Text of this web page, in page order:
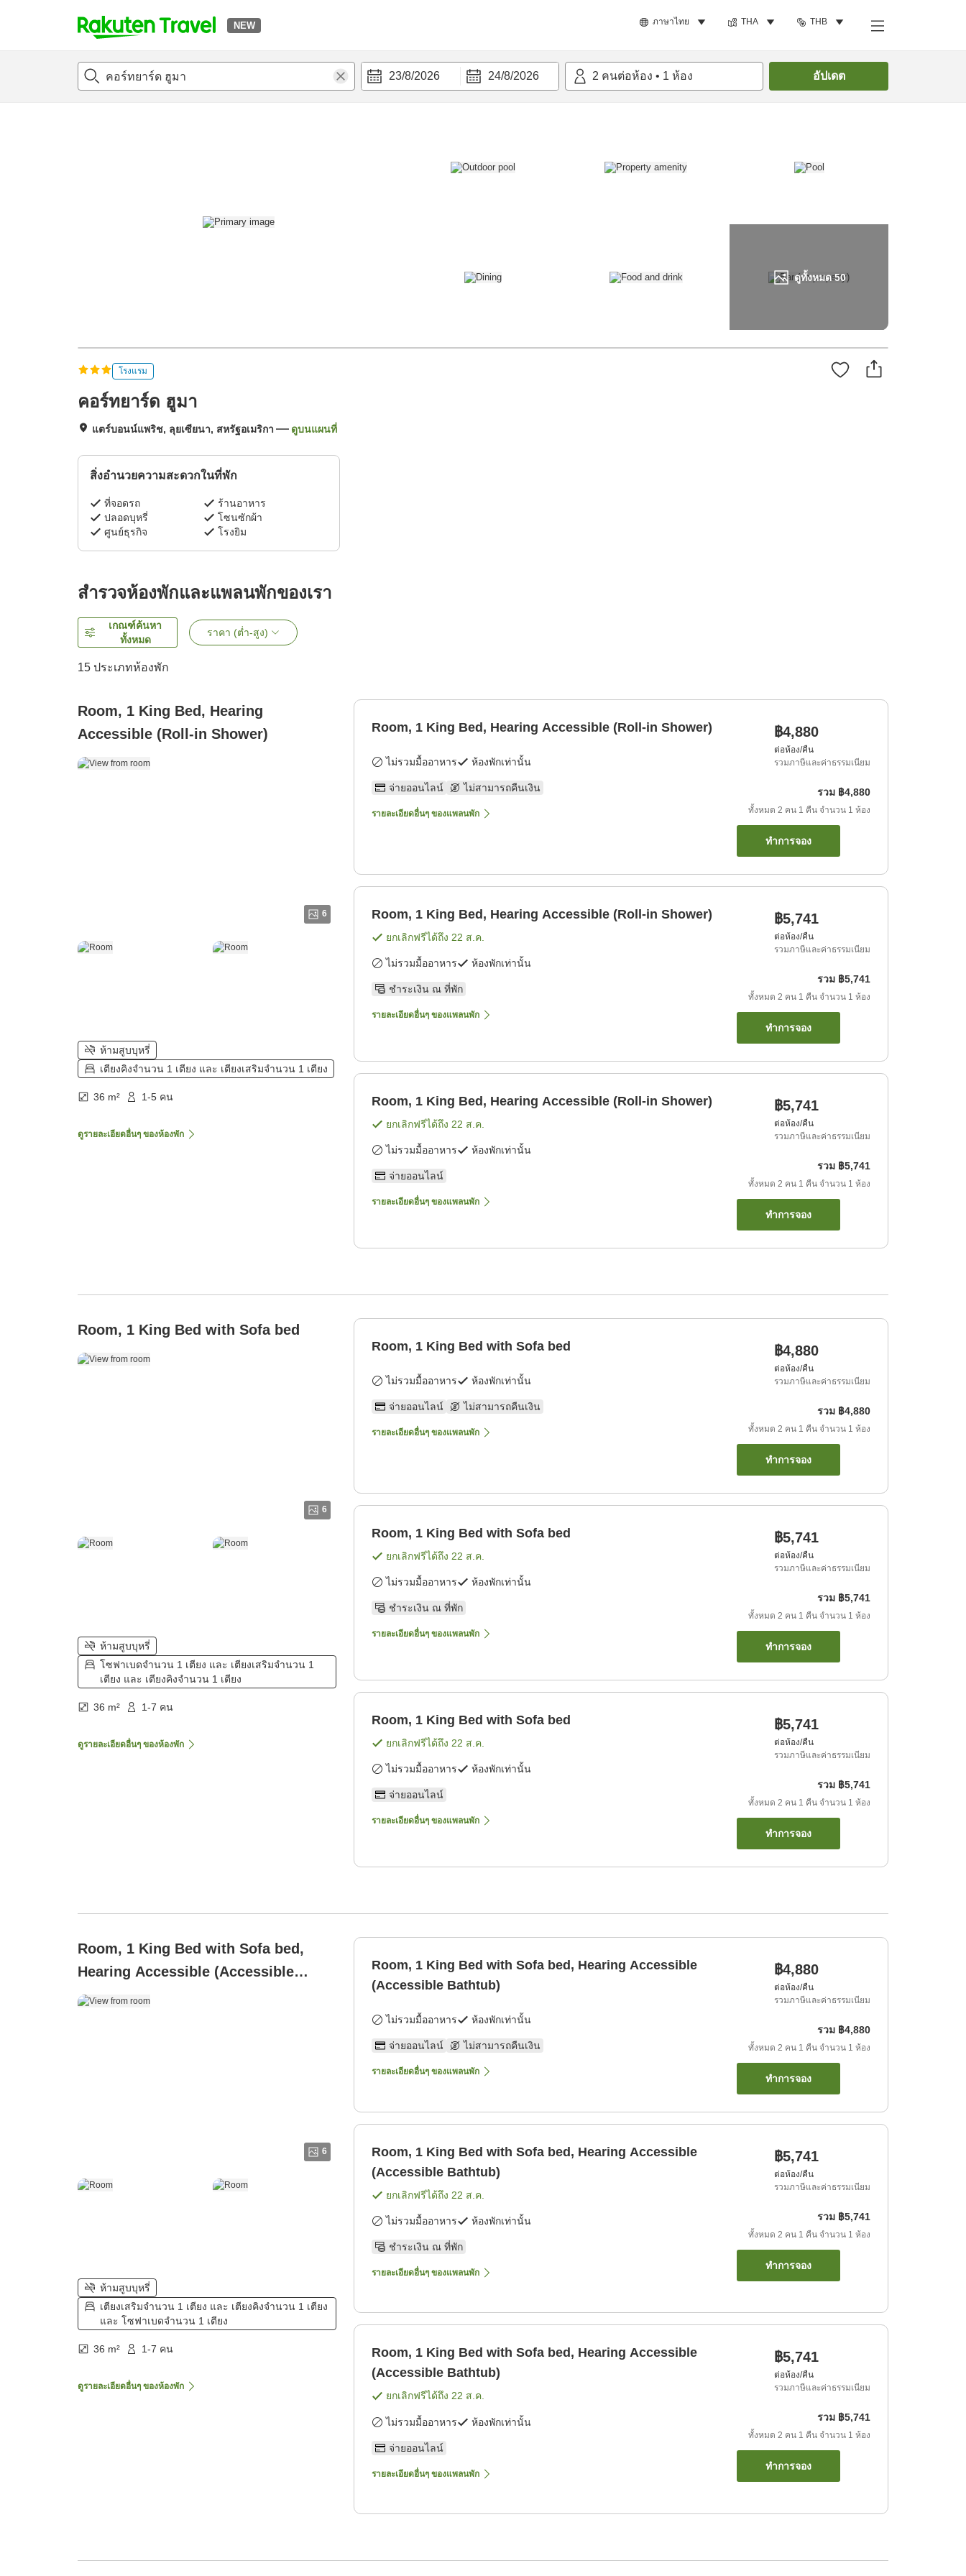
NEW ภาษาไทย THA THB
t
p
23/8/2026 24/8/2026 2 คนต่อห้อง • 1 ห้อง อัปเดต
ดูทั้งหมด50
แนะนำที่พักห้องพักและแพลนพัก ค้นหาห้องพัก
โรงแรม
คอร์ทยาร์ด ฮูมา
แตร์บอนน์แพริช, ลุยเซียนา, สหรัฐอเมริกา ดูบนแผนที่
สิ่งอำนวยความสะดวกในที่พัก
ที่จอดรถ
ร้านอาหาร
ปลอดบุหรี่
โซนซักผ้า
ศูนย์ธุรกิจ
โรงยิม
สำรวจห้องพักและแพลนพักของเรา
เกณฑ์ค้นหา
ทั้งหมด
ราคา (ต่ำ-สูง)
15 ประเภทห้องพัก
Room, 1 King Bed, Hearing
Accessible (Roll-in Shower)
6
ห้ามสูบบุหรี่
เตียงคิงจำนวน 1 เตียง และ เตียงเสริมจำนวน 1 เตียง
36 m² 1-5 คน
ดูรายละเอียดอื่นๆ ของห้องพัก
Room, 1 King Bed, Hearing Accessible (Roll-in Shower)
ไม่รวมมื้ออาหาร ห้องพักเท่านั้น
จ่ายออนไลน์ ไม่สามารถคืนเงิน
รายละเอียดอื่นๆ ของแพลนพัก
฿4,880
ต่อห้อง/คืน
รวมภาษีและค่าธรรมเนียม
รวม ฿4,880
ทั้งหมด 2 คน 1 คืน จำนวน 1 ห้อง
ทำการจอง
Room, 1 King Bed, Hearing Accessible (Roll-in Shower)
ยกเลิกฟรีได้ถึง 22 ส.ค.
ไม่รวมมื้ออาหาร ห้องพักเท่านั้น
ชำระเงิน ณ ที่พัก
รายละเอียดอื่นๆ ของแพลนพัก
฿5,741
ต่อห้อง/คืน
รวมภาษีและค่าธรรมเนียม
รวม ฿5,741
ทั้งหมด 2 คน 1 คืน จำนวน 1 ห้อง
ทำการจอง
Room, 1 King Bed, Hearing Accessible (Roll-in Shower)
ยกเลิกฟรีได้ถึง 22 ส.ค.
ไม่รวมมื้ออาหาร ห้องพักเท่านั้น
จ่ายออนไลน์
รายละเอียดอื่นๆ ของแพลนพัก
฿5,741
ต่อห้อง/คืน
รวมภาษีและค่าธรรมเนียม
รวม ฿5,741
ทั้งหมด 2 คน 1 คืน จำนวน 1 ห้อง
ทำการจอง
Room, 1 King Bed with Sofa bed
6
ห้ามสูบบุหรี่
โซฟาเบดจำนวน 1 เตียง และ เตียงเสริมจำนวน 1
เตียง และ เตียงคิงจำนวน 1 เตียง
36 m² 1-7 คน
ดูรายละเอียดอื่นๆ ของห้องพัก
Room, 1 King Bed with Sofa bed
ไม่รวมมื้ออาหาร ห้องพักเท่านั้น
จ่ายออนไลน์ ไม่สามารถคืนเงิน
รายละเอียดอื่นๆ ของแพลนพัก
฿4,880
ต่อห้อง/คืน
รวมภาษีและค่าธรรมเนียม
รวม ฿4,880
ทั้งหมด 2 คน 1 คืน จำนวน 1 ห้อง
ทำการจอง
Room, 1 King Bed with Sofa bed
ยกเลิกฟรีได้ถึง 22 ส.ค.
ไม่รวมมื้ออาหาร ห้องพักเท่านั้น
ชำระเงิน ณ ที่พัก
รายละเอียดอื่นๆ ของแพลนพัก
฿5,741
ต่อห้อง/คืน
รวมภาษีและค่าธรรมเนียม
รวม ฿5,741
ทั้งหมด 2 คน 1 คืน จำนวน 1 ห้อง
ทำการจอง
Room, 1 King Bed with Sofa bed
ยกเลิกฟรีได้ถึง 22 ส.ค.
ไม่รวมมื้ออาหาร ห้องพักเท่านั้น
จ่ายออนไลน์
รายละเอียดอื่นๆ ของแพลนพัก
฿5,741
ต่อห้อง/คืน
รวมภาษีและค่าธรรมเนียม
รวม ฿5,741
ทั้งหมด 2 คน 1 คืน จำนวน 1 ห้อง
ทำการจอง
Room, 1 King Bed with Sofa bed,
Hearing Accessible (Accessible
Bathtub)
6
ห้ามสูบบุหรี่
เตียงเสริมจำนวน 1 เตียง และ เตียงคิงจำนวน 1 เตียง
และ โซฟาเบดจำนวน 1 เตียง
36 m² 1-7 คน
ดูรายละเอียดอื่นๆ ของห้องพัก
Room, 1 King Bed with Sofa bed, Hearing Accessible
(Accessible Bathtub)
ไม่รวมมื้ออาหาร ห้องพักเท่านั้น
จ่ายออนไลน์ ไม่สามารถคืนเงิน
รายละเอียดอื่นๆ ของแพลนพัก
฿4,880
ต่อห้อง/คืน
รวมภาษีและค่าธรรมเนียม
รวม ฿4,880
ทั้งหมด 2 คน 1 คืน จำนวน 1 ห้อง
ทำการจอง
Room, 1 King Bed with Sofa bed, Hearing Accessible
(Accessible Bathtub)
ยกเลิกฟรีได้ถึง 22 ส.ค.
ไม่รวมมื้ออาหาร ห้องพักเท่านั้น
ชำระเงิน ณ ที่พัก
รายละเอียดอื่นๆ ของแพลนพัก
฿5,741
ต่อห้อง/คืน
รวมภาษีและค่าธรรมเนียม
รวม ฿5,741
ทั้งหมด 2 คน 1 คืน จำนวน 1 ห้อง
ทำการจอง
Room, 1 King Bed with Sofa bed, Hearing Accessible
(Accessible Bathtub)
ยกเลิกฟรีได้ถึง 22 ส.ค.
ไม่รวมมื้ออาหาร ห้องพักเท่านั้น
จ่ายออนไลน์
รายละเอียดอื่นๆ ของแพลนพัก
฿5,741
ต่อห้อง/คืน
รวมภาษีและค่าธรรมเนียม
รวม ฿5,741
ทั้งหมด 2 คน 1 คืน จำนวน 1 ห้อง
ทำการจอง